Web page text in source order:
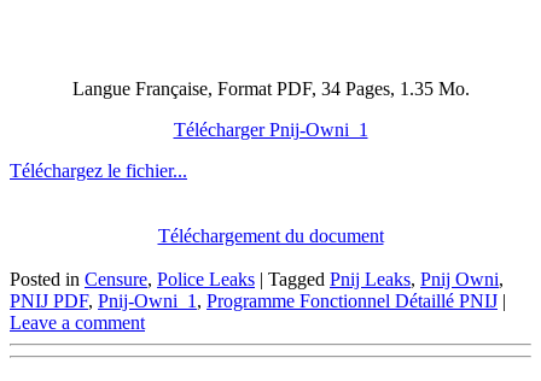
Langue Française, Format PDF, 34 Pages, 1.35 Mo.
Télécharger Pnij-Owni_1
Téléchargez le fichier...
Téléchargement du document
Posted in Censure, Police Leaks | Tagged Pnij Leaks, Pnij Owni,
PNIJ PDF, Pnij-Owni_1 , Programme Fonctionnel Détaillé PNIJ |
Leave a comment